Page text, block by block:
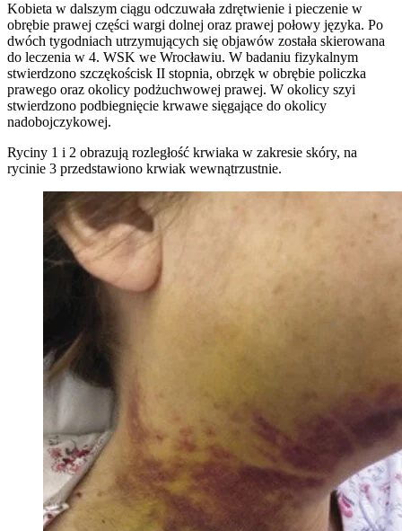
Kobieta w dalszym ciągu odczuwała zdrętwienie i pieczenie w
obrębie prawej części wargi dolnej oraz prawej połowy języka. Po
dwóch tygodniach utrzymujących się objawów została skierowana
do leczenia w 4. WSK we Wrocławiu. W badaniu fizykalnym
stwierdzono szczękościsk II stopnia, obrzęk w obrębie policzka
prawego oraz okolicy podżuchwowej prawej. W okolicy szyi
stwierdzono podbiegnięcie krwawe sięgające do okolicy
nadobojczykowej.
Ryciny 1 i 2 obrazują rozległość krwiaka w zakresie skóry, na
rycinie 3 przedstawiono krwiak wewnątrzustnie.